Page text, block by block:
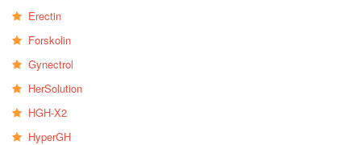
Erectin
Forskolin
Gynectrol
HerSolution
HGH-X2
HyperGH